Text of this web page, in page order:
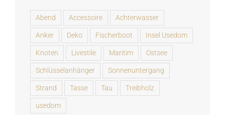
Abend Accessoire Achterwasser
Anker Deko Fischerboot Insel Usedom
Knoten Livestile Maritim Ostsee
Schlüsselanhänger Sonnenuntergang
Strand Tasse Tau Treibholz
usedom